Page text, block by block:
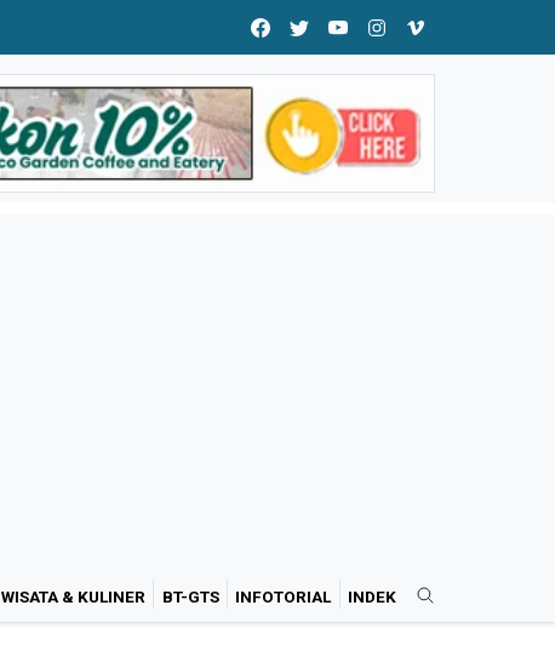
WISATA & KULINER BT-GTS INFOTORIAL INDEK